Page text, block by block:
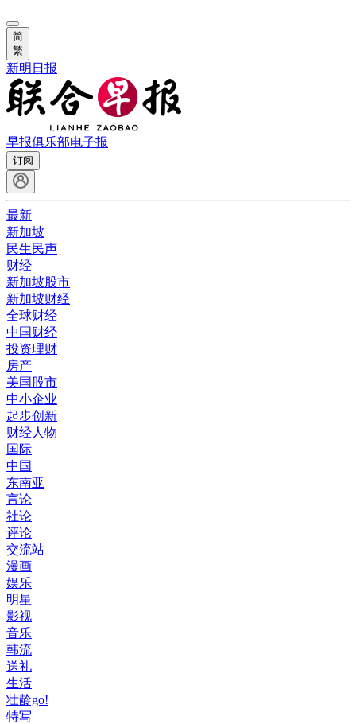
简
繁
新明日报
早报俱乐部电子报
订阅
最新
新加坡
民生民声
财经
新加坡股市
新加坡财经
全球财经
中国财经
投资理财
房产
美国股市
中小企业
起步创新
财经人物
国际
中国
东南亚
言论
社论
评论
交流站
漫画
娱乐
明星
影视
音乐
韩流
送礼
生活
壮龄go!
特写